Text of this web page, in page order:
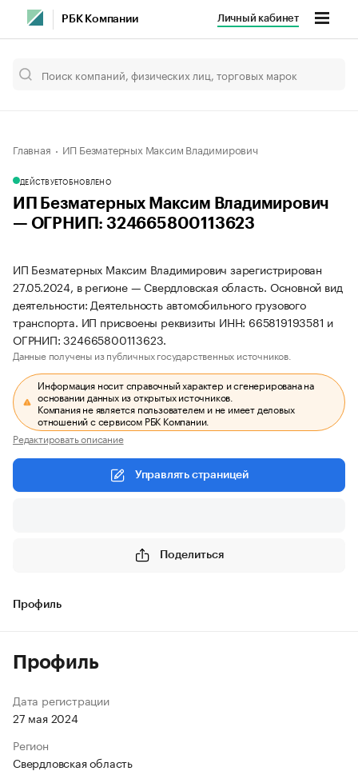
РБК Компании Личный кабинет
Главная ИП Безматерных Максим Владимирович
ДЕЙСТВУЕТОБНОВЛЕНО
ИП Безматерных Максим Владимирович
— ОГРНИП: 324665800113623
ИП Безматерных Максим Владимирович зарегистрирован
27.05.2024, в регионе — Свердловская область. Основной вид
деятельности: Деятельность автомобильного грузового
транспорта. ИП присвоены реквизиты ИНН: 665819193581 и
ОГРНИП: 324665800113623.
Данные получены из публичных государственных источников.
Информация носит справочный характер и сгенерирована на
основании данных из открытых источников.
Компания не является пользователем и не имеет деловых
отношений с сервисом РБК Компании.
Редактировать описание
Управлять страницей
Поделиться
Профиль
Профиль
Дата регистрации
27 мая 2024
Регион
Свердловская область